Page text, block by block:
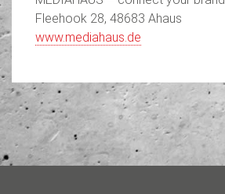
Fleehook 28, 48683 Ahaus
www.mediahaus.de